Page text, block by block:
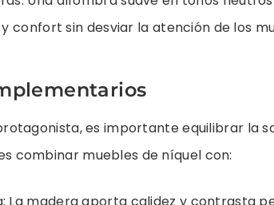
confort sin desviar la atención de los
es importante equilibrar la
combinar muebles de níquel con: